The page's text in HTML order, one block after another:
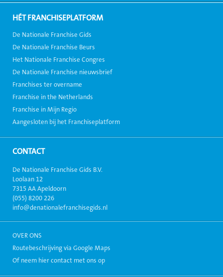
HÉT FRANCHISEPLATFORM
De Nationale Franchise Gids
De Nationale Franchise Beurs
Het Nationale Franchise Congres
De Nationale Franchise nieuwsbrief
Franchises ter overname
Franchise in the Netherlands
Franchise in Mijn Regio
Aangesloten bij het Franchiseplatform
CONTACT
De Nationale Franchise Gids B.V.
Loolaan 12
7315 AA Apeldoorn
(055) 8200 226
info@denationalefranchisegids.nl
OVER ONS
Routebeschrijving via Google Maps
Of neem hier contact met ons op